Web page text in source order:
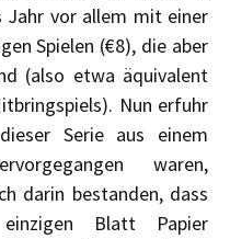
Jahr vor allem mit einer
Spielen (€8), die aber
(also etwa äquivalent
Nun erfuhr
Serie aus einem
waren,
darin bestanden, dass
Blatt Papier